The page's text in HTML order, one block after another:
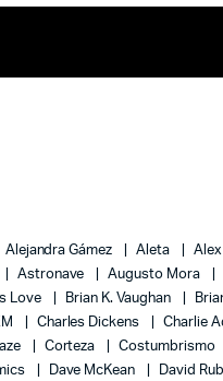
Alejandra Gámez Aleta
Astronave Augusto Mora
Love Brian K. Vaughan
Charles Dickens Charlie
Corteza Costumbrismo
Dave McKean David